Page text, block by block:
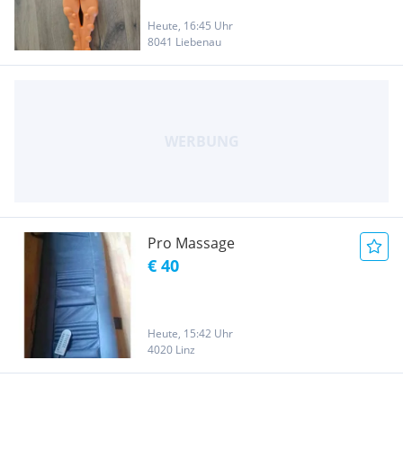
Heute, 16:45 Uhr
8041 Liebenau
Pro Massage
€ 40
Heute, 15:42 Uhr
4020 Linz